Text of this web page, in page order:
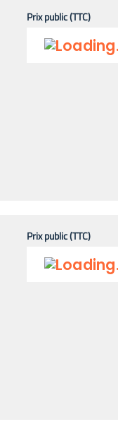
Prix public (TTC)
Prix public (TTC)